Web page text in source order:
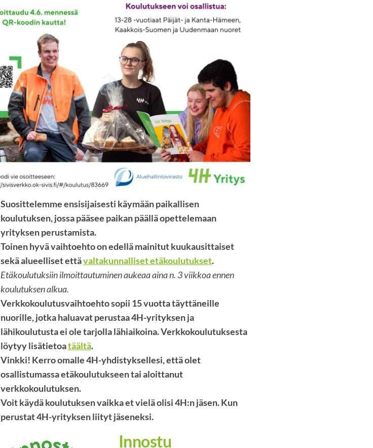
Suosittelemme ensisijaisesti käymään paikallisen
koulutuksen, jossa pääsee paikan päällä opettelemaan
yrityksen perustamista.
Toinen hyvä vaihtoehto on edellä mainitut kuukausittaiset
sekä alueelliset ettävaltakunnalliset etäkoulutukset.
Etäkoulutuksiin ilmoittautuminen aukeaa aina n. 3 viikkoa ennen
koulutuksen alkua.
Verkkokoulutusvaihtoehto sopii 15 vuotta täyttäneille
nuorille, jotka haluavat perustaa 4H-yrityksen ja
lähikoulutusta ei ole tarjolla lähiaikoina. Verkkokoulutuksesta
löytyy lisätietoatäältä.
Vinkki! Kerro omalle 4H-yhdistyksellesi, että olet
osallistumassa etäkoulutukseen tai aloittanut
verkkokoulutuksen.
Voit käydä koulutuksen vaikka et vielä olisi 4H:n jäsen. Kun
perustat 4H-yrityksen liityt jäseneksi.
Innostu